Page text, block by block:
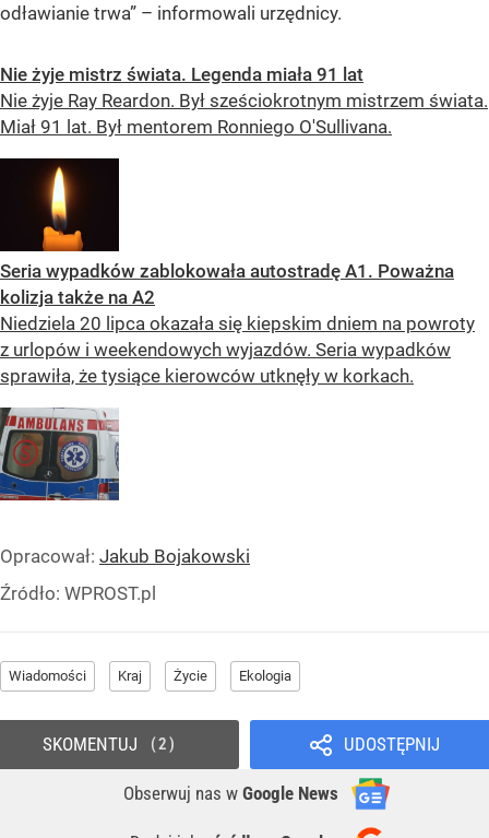
odławianie trwa” – informowali urzędnicy.
Nie żyje mistrz świata. Legenda miała 91 lat
Nie żyje Ray Reardon. Był sześciokrotnym mistrzem świata.
Miał 91 lat. Był mentorem Ronniego O'Sullivana.
Seria wypadków zablokowała autostradę A1. Poważna
kolizja także na A2
Niedziela 20 lipca okazała się kiepskim dniem na powroty
z urlopów i weekendowych wyjazdów. Seria wypadków
sprawiła, że tysiące kierowców utknęły w korkach.
Opracował: Jakub Bojakowski
Źródło: WPROST.pl
Wiadomości Kraj Życie Ekologia
UDOSTĘPNIJ
Obserwuj nas w Google News
SKOMENTUJ 2